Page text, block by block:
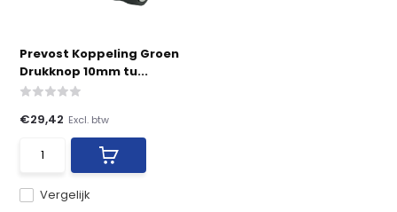
Prevost Koppeling Groen
Drukknop 10mm tu...
Vergelijk
€29,42 Excl. btw